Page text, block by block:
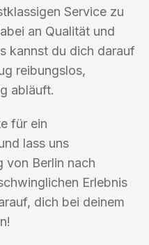
Service zu
an Qualität und
kannst du dich darauf
reibungslos,
abläuft.
für ein
lass uns
von Berlin nach
Erlebnis
dich bei deinem